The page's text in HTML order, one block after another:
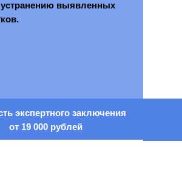
устранению выявленных
от 19 000 рублей
экспертного заключения